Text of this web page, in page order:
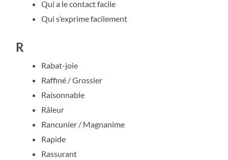
Qui a le contact facile
Qui s’exprime facilement
R
Rabat-joie
Raffiné / Grossier
Raisonnable
Râleur
Rancunier / Magnanime
Rapide
Rassurant